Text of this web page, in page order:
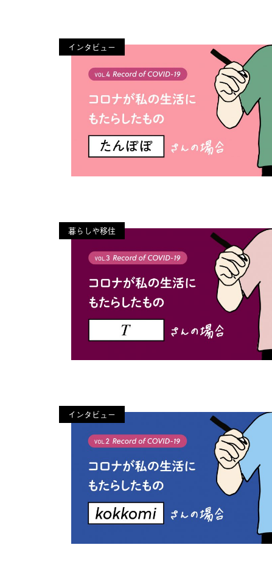
インタビュー
暮らしや移住
インタビュー